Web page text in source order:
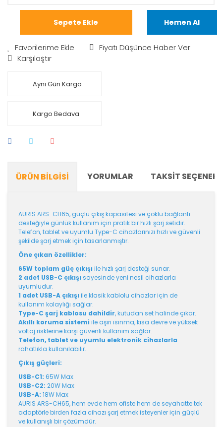
Sepete Ekle Hemen Al
Fiyatı Düşünce Haber Ver
Karşılaştır
Aynı Gün Kargo
Kargo Bedava
ÜRÜN BILGISI YORUMLAR TAKSIT
AURIS ARS-CH65, güçlü çıkış kapasitesi ve çoklu bağlantı
desteğiyle günlük kullanım için pratik bir hızlı şarj setidir.
Telefon, tablet ve uyumlu Type-C cihazlarınızı hızlı ve güvenli
şekilde şarj etmek için tasarlanmıştır.
Öne çıkan özellikler:
65W toplam güç çıkışı ile hızlı şarj desteği sunar.
2 adet USB-C çıkışı sayesinde yeni nesil cihazlarla
uyumludur.
1 adet USB-A çıkışı ile klasik kablolu cihazlar için de
kullanım kolaylığı sağlar.
Type-C şarj kablosu dahildir, kutudan set halinde çıkar.
Akıllı koruma sistemi ile aşırı ısınma, kısa devre ve yüksek
voltaj risklerine karşı güvenli kullanım sağlar.
Telefon, tablet ve uyumlu elektronik cihazlarla
rahatlıkla kullanılabilir.
Çıkış güçleri:
USB-C1: 65W Max
USB-C2: 20W Max
USB-A: 18W Max
AURIS ARS-CH65, hem evde hem ofiste hem de seyahatte tek
adaptörle birden fazla cihazı şarj etmek isteyenler için güçlü
ve kullanışlı bir çözümdür.